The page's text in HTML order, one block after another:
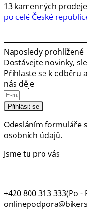
13 kamenných
po celé České
Naposledy prohlížené
Dostávejte novinky,
Přihlaste se k odběru
nás děje
Přihlásit se
Odesláním formuláře
osobních údajů.
Jsme tu pro vás
+420 800 313 333(Po -